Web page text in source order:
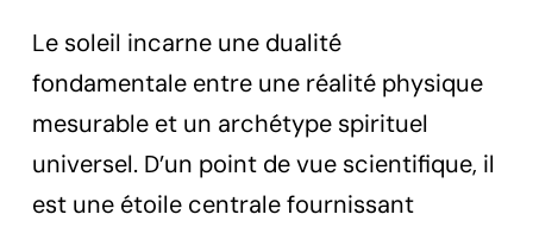
Le soleil incarne une dualité
fondamentale entre une réalité physique
mesurable et un archétype spirituel
universel. D’un point de vue scientifique, il
est une étoile centrale fournissant